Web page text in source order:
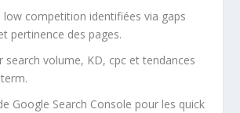
low competition identifiées via gaps
pertinence des pages.
search volume, KD, cpc et tendances
Google Search Console pour les quick